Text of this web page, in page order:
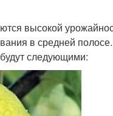
высокой
в средней
следующими: